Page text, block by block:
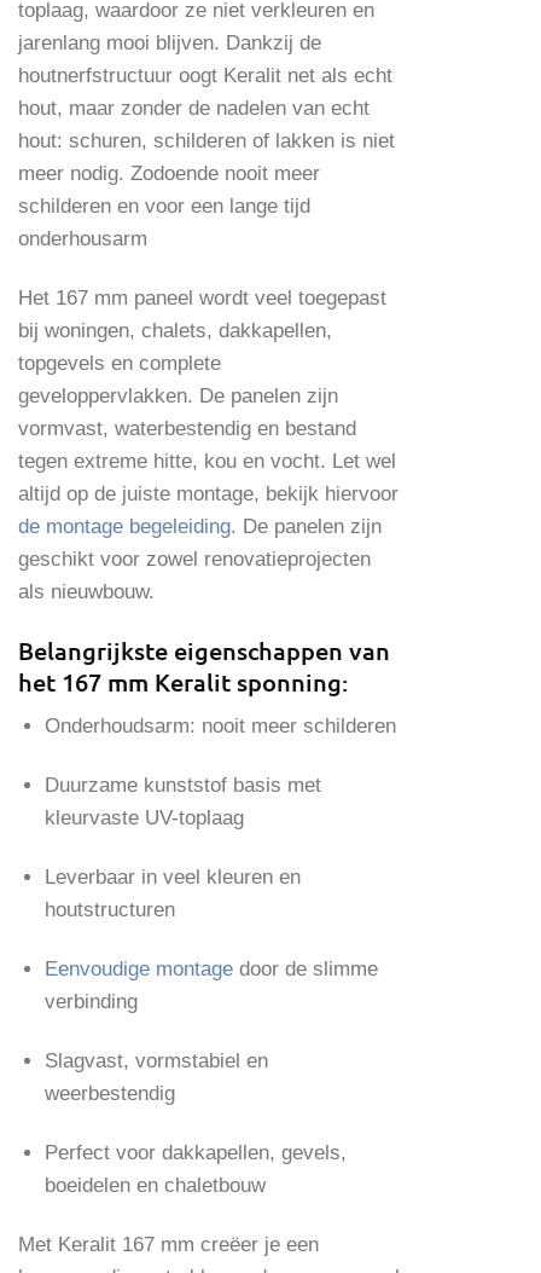
toplaag, waardoor ze niet verkleuren en
jarenlang mooi blijven. Dankzij de
houtnerfstructuur oogt Keralit net als echt
hout, maar zonder de nadelen van echt
hout: schuren, schilderen of lakken is niet
meer nodig. Zodoende nooit meer
schilderen en voor een lange tijd
onderhousarm
Het 167 mm paneel wordt veel toegepast
bij woningen, chalets, dakkapellen,
topgevels en complete
geveloppervlakken. De panelen zijn
vormvast, waterbestendig en bestand
tegen extreme hitte, kou en vocht. Let wel
altijd op de juiste montage, bekijk hiervoor
de montage begeleiding. De panelen zijn
geschikt voor zowel renovatieprojecten
als nieuwbouw.
Belangrijkste eigenschappen van
het 167 mm Keralit sponning:
Onderhoudsarm: nooit meer schilderen
Duurzame kunststof basis met
kleurvaste UV-toplaag
Leverbaar in veel kleuren en
houtstructuren
Eenvoudige montage door de slimme
verbinding
Slagvast, vormstabiel en
weerbestendig
Perfect voor dakkapellen, gevels,
boeidelen en chaletbouw
Met Keralit 167 mm creëer je een